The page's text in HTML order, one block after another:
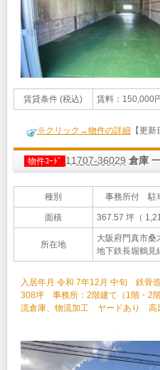
賃貸条件 (税込) 賃料：150,000
※クリック→物件の詳細 【更
物件ｺｰﾄﾞ 11707-36029 倉庫
種別 事務所付 駐
面積 367.57 坪（
所在地
大阪府門真市桑
地下鉄長堀鶴
入居年月 令和 7年12月 中旬 鉄骨
308坪 事務所：2階建て（1階・2
流倉庫、物流加工 ヤードあり 高